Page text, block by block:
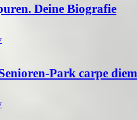
Deine Biografie
Park carpe diem